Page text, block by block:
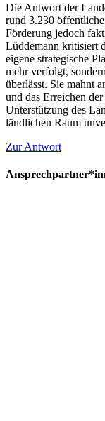
Die Antwort der
rund 3.230
Förderung jedoch
Lüddemann kritisiert
eigene strategische
mehr verfolgt,
überlässt. Sie mahnt
und das Erreichen
Unterstützung des
ländlichen Raum
Zur Antwort